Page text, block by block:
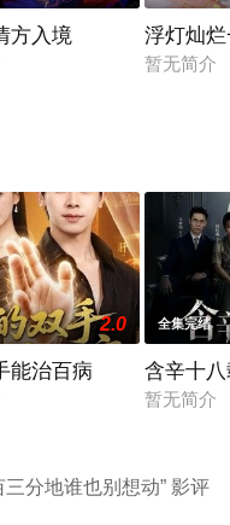
方入境 浮灯灿
暂无简介
2.0
能治百病
全集完结
含辛十
暂无简介
三分地谁也别想动” 影评